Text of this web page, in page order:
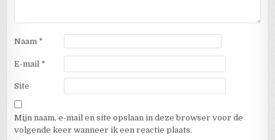
Naam *
E-mail *
Site
Mijn naam, e-mail en site opslaan in deze browser voor de
volgende keer wanneer ik een reactie plaats.